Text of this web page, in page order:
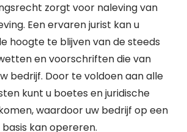
zorgt voor naleving van
Een ervaren jurist kan u
hoogte te blijven van de steeds
en voorschriften die van
bedrijf. Door te voldoen aan alle
kunt u boetes en juridische
waardoor uw bedrijf op een
kan opereren.